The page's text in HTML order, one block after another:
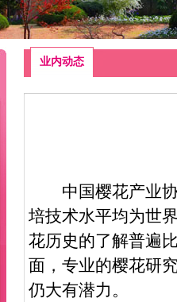
业内动态
中国樱花产业协
培技术水平均为世
花历史的了解普遍
面，专业的樱花研
仍大有潜力。